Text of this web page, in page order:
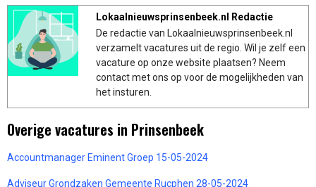
Lokaalnieuwsprinsenbeek.nl Redactie
De redactie van Lokaalnieuwsprinsenbeek.nl
verzamelt vacatures uit de regio. Wil je zelf een
vacature op onze website plaatsen? Neem
contact met ons op voor de mogelijkheden van
het insturen.
Overige vacatures in Prinsenbeek
Accountmanager Eminent Groep 15-05-2024
Adviseur Grondzaken Gemeente Rucphen 28-05-2024